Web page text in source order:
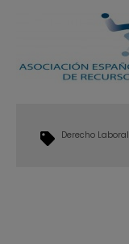
Derecho Laboral